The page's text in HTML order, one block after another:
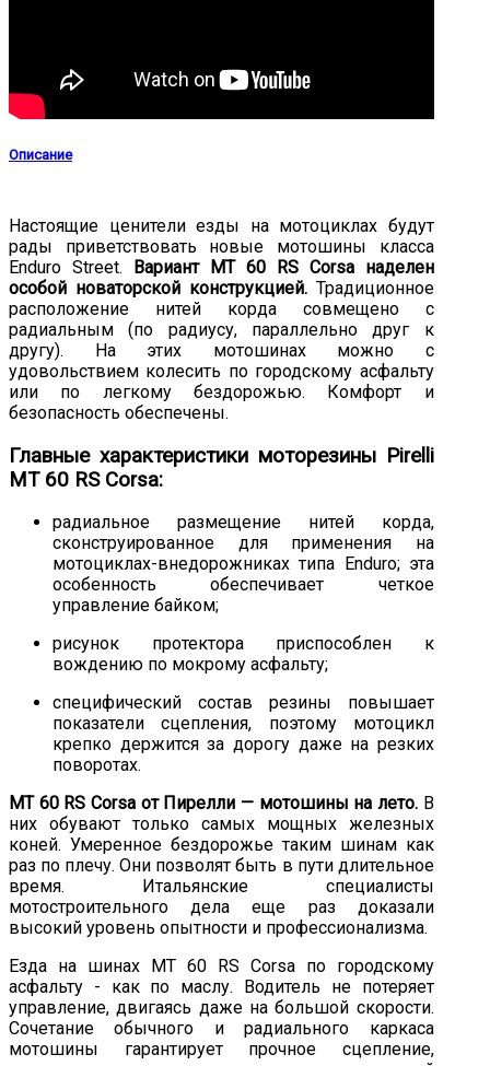
Описание
Настоящие ценители езды на мотоциклах будут
рады приветствовать новые мотошины класса
Enduro Street. Вариант MT 60 RS Corsa наделен
особой новаторской конструкцией.Традиционное
расположение нитей корда совмещено с
радиальным (по радиусу, параллельно друг к
другу). На этих мотошинах можно с
удовольствием колесить по городскому асфальту
или по легкому бездорожью. Комфорт и
безопасность обеспечены.
Главные характеристики моторезины Pirelli
MT 60 RS Corsa:
радиальное размещение нитей корда,
сконструированное для применения на
мотоциклах-внедорожниках типа Enduro; эта
особенность обеспечивает четкое
управление байком;
рисунок протектора приспособлен к
вождению по мокрому асфальту;
специфический состав резины повышает
показатели сцепления, поэтому мотоцикл
крепко держится за дорогу даже на резких
поворотах.
MT 60 RS Corsa от Пирелли — мотошины на лето. В
них обувают только самых мощных железных
коней. Умеренное бездорожье таким шинам как
раз по плечу. Они позволят быть в пути длительное
время. Итальянские специалисты
мотостроительного дела еще раз доказали
высокий уровень опытности и профессионализма.
Езда на шинах MT 60 RS Corsa по городскому
асфальту - как по маслу. Водитель не потеряет
управление, двигаясь даже на большой скорости.
Сочетание обычного и радиального каркаса
мотошины гарантирует прочное сцепление,